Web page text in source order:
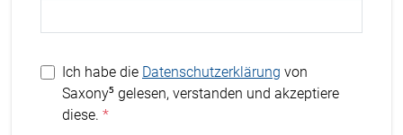
Ich habe die Datenschutzerklärung von
Saxony⁵ gelesen, verstanden und akzeptiere
diese.